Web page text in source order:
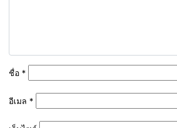
ชื่อ *
อีเมล *